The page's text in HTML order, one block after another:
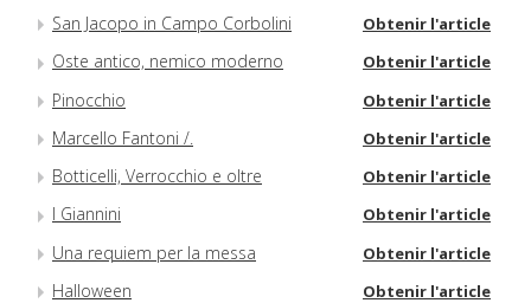
San Jacopo in Campo Corbolini Obtenir l'article
Oste antico, nemico moderno Obtenir l'article
Pinocchio Obtenir l'article
Marcello Fantoni /. Obtenir l'article
Botticelli, Verrocchio e oltre Obtenir l'article
I Giannini Obtenir l'article
Una requiem per la messa Obtenir l'article
Halloween Obtenir l'article